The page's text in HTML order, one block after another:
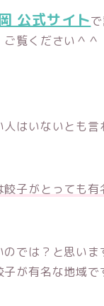
公式サイト
覧ください＾＾
はいないとも
餃子がとっても有
では？と思い
が有名な地域で